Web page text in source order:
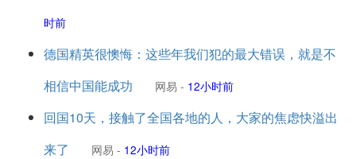
时前
德国精英很懊悔：这些年我们犯的最大错误，就是不
相信中国能成功
网易 - 12小时前
回国10天，接触了全国各地的人，大家的焦虑快溢出
来了
网易 - 12小时前